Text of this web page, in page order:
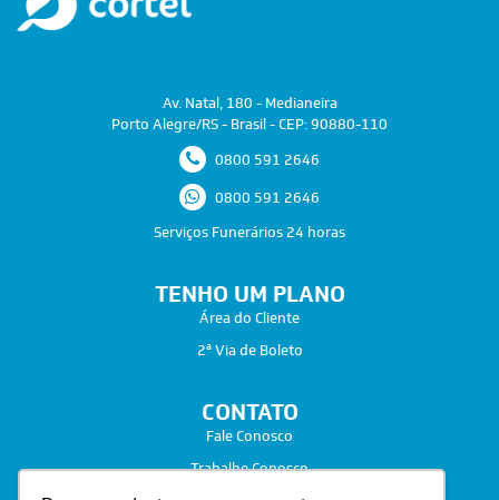
Av. Natal, 180 - Medianeira
Porto Alegre/RS - Brasil - CEP: 90880-110
0800 591 2646
0800 591 2646
Serviços Funerários 24 horas
TENHO UM PLANO
Área do Cliente
2ª Via de Boleto
CONTATO
Fale Conosco
Trabalhe Conosco